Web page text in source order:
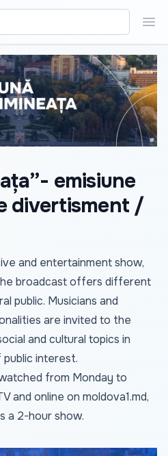
emisiune
divertisment /
and entertainment show,
broadcast offers different
public. Musicians and
are invited to the
and cultural topics in
public interest.
from Monday to
and online on moldova1.md,
a 2-hour show.